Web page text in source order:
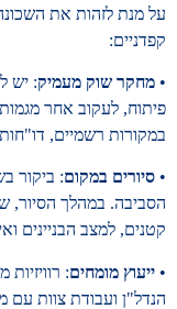
על מנת לזהות את
קפדניים:
• מחקר שוק מעמיק: יש
פיתוח, לעקוב אחר
במקורות רשמיים,
• סיורים במקום: ביקור
הסביבה. במהלך הסיור,
קטנים, למצב הבניינים
• ייעוץ מומחים:
הנדל"ן ועבודת צוות עם